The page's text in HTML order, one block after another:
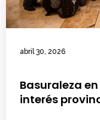
abril 30, 2026
Basuraleza
interés